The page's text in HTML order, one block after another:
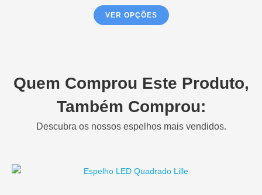
VER OPÇÕES
Quem Comprou Este Produto,
Também Comprou:
Descubra os nossos espelhos mais vendidos.